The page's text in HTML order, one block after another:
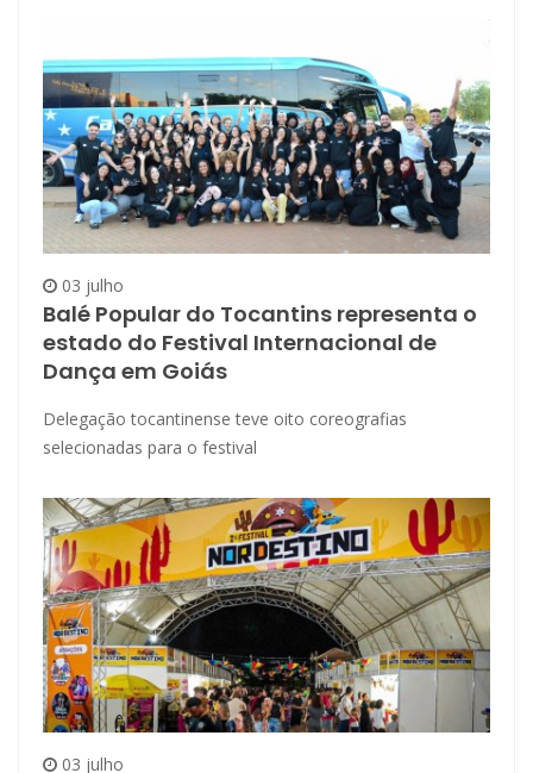
03 julho
Balé Popular do Tocantins representa o
estado do Festival Internacional de
Dança em Goiás
Delegação tocantinense teve oito coreografias
selecionadas para o festival
03 julho